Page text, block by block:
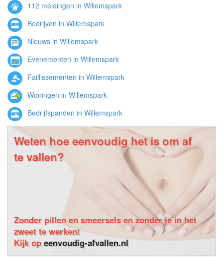
112 meldingen in Willemspark
Bedrijven in Willemspark
Nieuws in Willemspark
Evenementen in Willemspark
Faillissementen in Willemspark
Woningen in Willemspark
Bedrijfspanden in Willemspark
Weten hoe eenvoudig het is om af
te vallen?
Zonder pillen en smeersels en zonder je in het
zweet te werken!
Kijk opeenvoudig-afvallen.nl